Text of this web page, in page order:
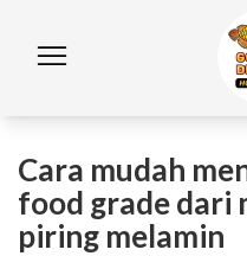
Cara mudah
food grade dari
piring melamin